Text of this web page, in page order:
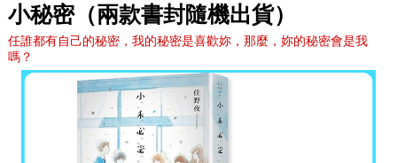
小秘密（兩款書封隨機出貨）
任誰都有自己的秘密，我的秘密是喜歡妳，那麼，妳的秘密會是我
嗎？